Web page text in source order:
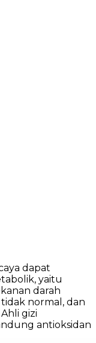
dapat
yaitu
darah
normal, dan
gizi
antioksidan